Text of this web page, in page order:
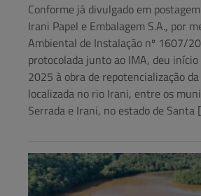
Conforme já divulgado em
Irani Papel e Embalagem S.A., por
Ambiental de Instalação nº 1607/
protocolada junto ao IMA, deu
2025 à obra de repotencialização da
localizada no rio Irani, entre os
Serrada e Irani, no estado de Santa